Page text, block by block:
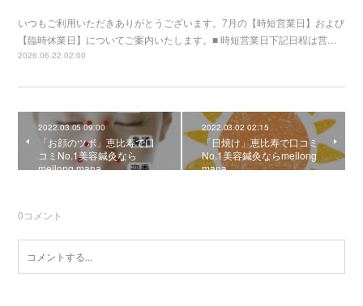
いつもご利用いただきありがとうございます。7月の【時短営業日】および
【臨時休業日】についてご案内いたします。■ 時短営業日下記日程は営…
2026.06.22 02:00
2022.03.05 09:00
「お顔のツボ」恵比寿で口
コミNo.1美容鍼灸なら
meilong mana
2022.03.02 02:15
「日焼け」恵比寿で口コミ
No.1美容鍼灸ならmeilong
mana
0コメント